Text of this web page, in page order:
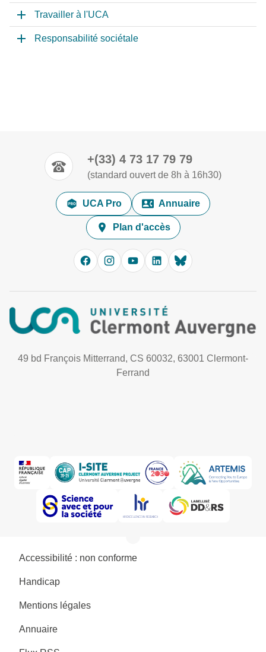
Travailler à l'UCA
Responsabilité sociétale
+(33) 4 73 17 79 79
(standard ouvert de 8h à 16h30)
UCA Pro Annuaire
Plan d'accès
49 bd François Mitterrand, CS 60032, 63001 Clermont-
Ferrand
Accessibilité : non conforme
Handicap
Mentions légales
Annuaire